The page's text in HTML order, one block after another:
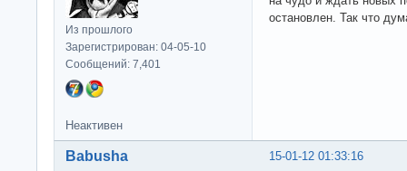
Из прошлого
Зарегистрирован: 04-05-10
Сообщений: 7,401
остановлен. Так что
Неактивен
15-01-12 01:33:16
Babusha